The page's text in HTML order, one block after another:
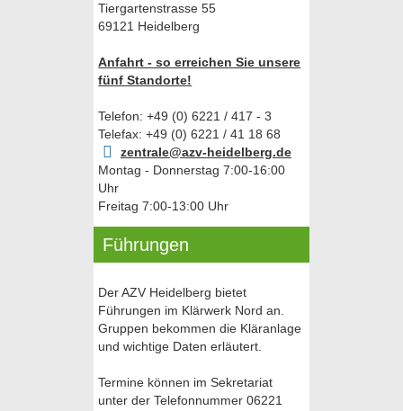
Tiergartenstrasse 55
69121 Heidelberg
Anfahrt - so erreichen Sie unsere
fünf Standorte!
Telefon: +49 (0) 6221 / 417 - 3
Telefax: +49 (0) 6221 / 41 18 68
zentrale@azv-heidelberg.de
Montag - Donnerstag 7:00-16:00
Uhr
Freitag 7:00-13:00 Uhr
Führungen
Der AZV Heidelberg bietet
Führungen im Klärwerk Nord an.
Gruppen bekommen die Kläranlage
und wichtige Daten erläutert.
Termine können im Sekretariat
unter der Telefonnummer 06221